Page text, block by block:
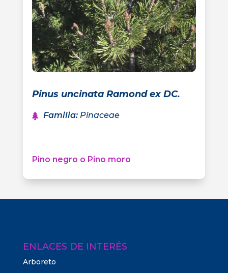
Pinus uncinata Ramond ex DC.
Familia: Pinaceae
Pino negro o Pino moro
ENLACES DE INTERÉS
Arboreto